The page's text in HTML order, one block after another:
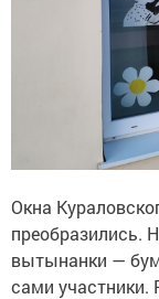
Окна
преобразились.
вытынанки —
сами участники.